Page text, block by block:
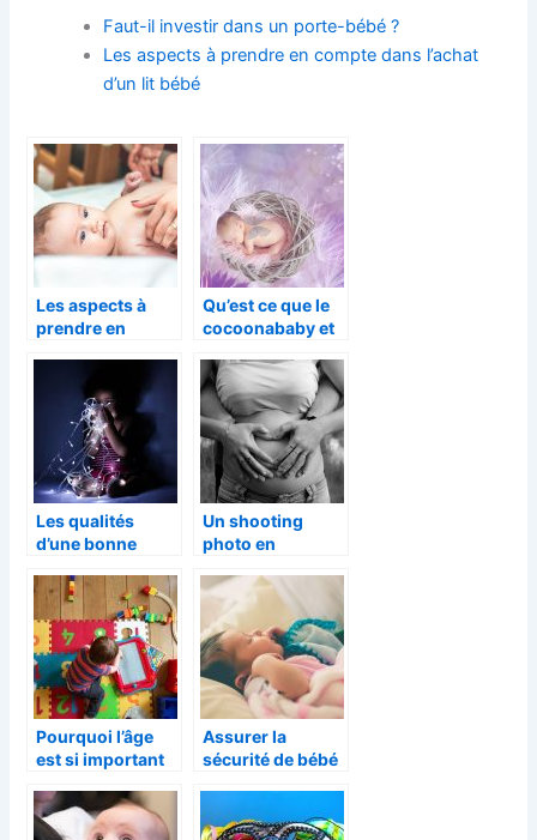
Faut-il investir dans un porte-bébé ?
Les aspects à prendre en compte dans l’achat
d’un lit bébé
Les aspects à
prendre en
Qu’est ce que le
cocoonababy et
dans le sommeil
du bébé?
Les qualités
d’une bonne
Un shooting
photo en
grossesse
Pourquoi l’âge
est si important
Assurer la
sécurité de bébé